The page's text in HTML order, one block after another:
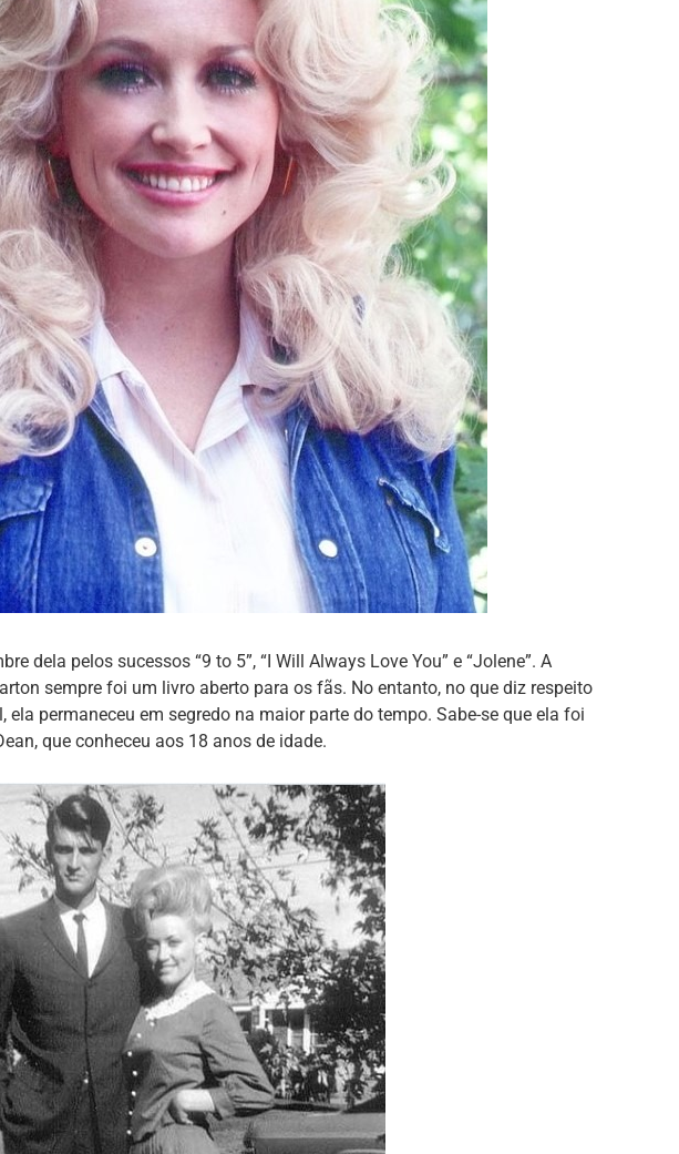
dela pelos sucessos “9 to 5”, “I Will Always Love You” e “Jolene”. A
sempre foi um livro aberto para os fãs. No entanto, no que diz respeito
ela permaneceu em segredo na maior parte do tempo. Sabe-se que ela foi
que conheceu aos 18 anos de idade.